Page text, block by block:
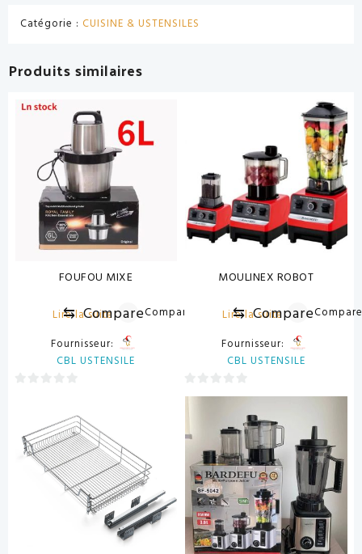
Catégorie : CUISINE & USTENSILES
Produits similaires
FOUFOU MIXE
Lire la suite
⇆ CompareCompare
Fournisseur:
CBL USTENSILE
MOULINEX ROBOT
Lire la suite
⇆ Compare
Fournisseur:
CBL USTENSILE
0